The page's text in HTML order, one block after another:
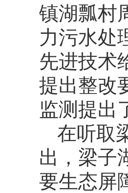
镇湖瓢村
力污水处
先进技术
提出整改
监测提出
在听取
出，梁子
要生态屏